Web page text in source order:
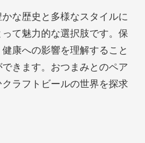
な歴史と多様なスタイルに
て魅力的な選択肢です。保
康への影響を理解すること
きます。おつまみとのペア
ラフトビールの世界を探求